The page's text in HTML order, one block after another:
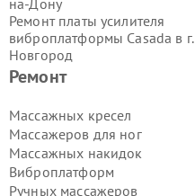
Ремонт
Массажных кресел
Массажеров для ног
Массажных накидок
Виброплатформ
Ручных массажеров
на-Дону
Ремонт платы усилителя
виброплатформы Casada в г.
Новгород
Ремонт платы усилителя
Новосибирск
Ремонт платы усилителя
виброплатформы Casada в г.
Екатеринбург
Ремонт платы усилителя
виброплатформы Casada в г.